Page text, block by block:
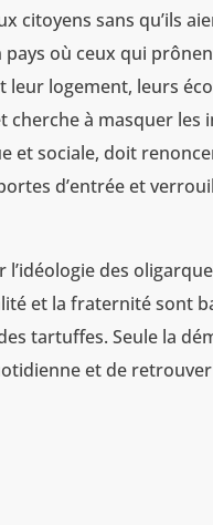
citoyens sans qu’ils
où ceux qui
leur logement, leurs
à masquer les
et sociale, doit
d’entrée et
des
et la fraternité sont
tartuffes. Seule la
et de